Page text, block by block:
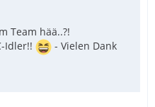
Team hää..?!
Idler!!
- Vielen Dank